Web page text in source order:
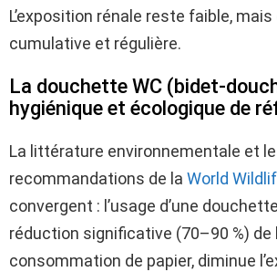
L’exposition rénale reste faible,
cumulative et régulière.
La douchette WC (bidet-
hygiénique et écologique de
La littérature environnementale et
recommandations de la World
convergent : l’usage d’une
réduction significative (70–90 %) de
consommation de papier, diminue